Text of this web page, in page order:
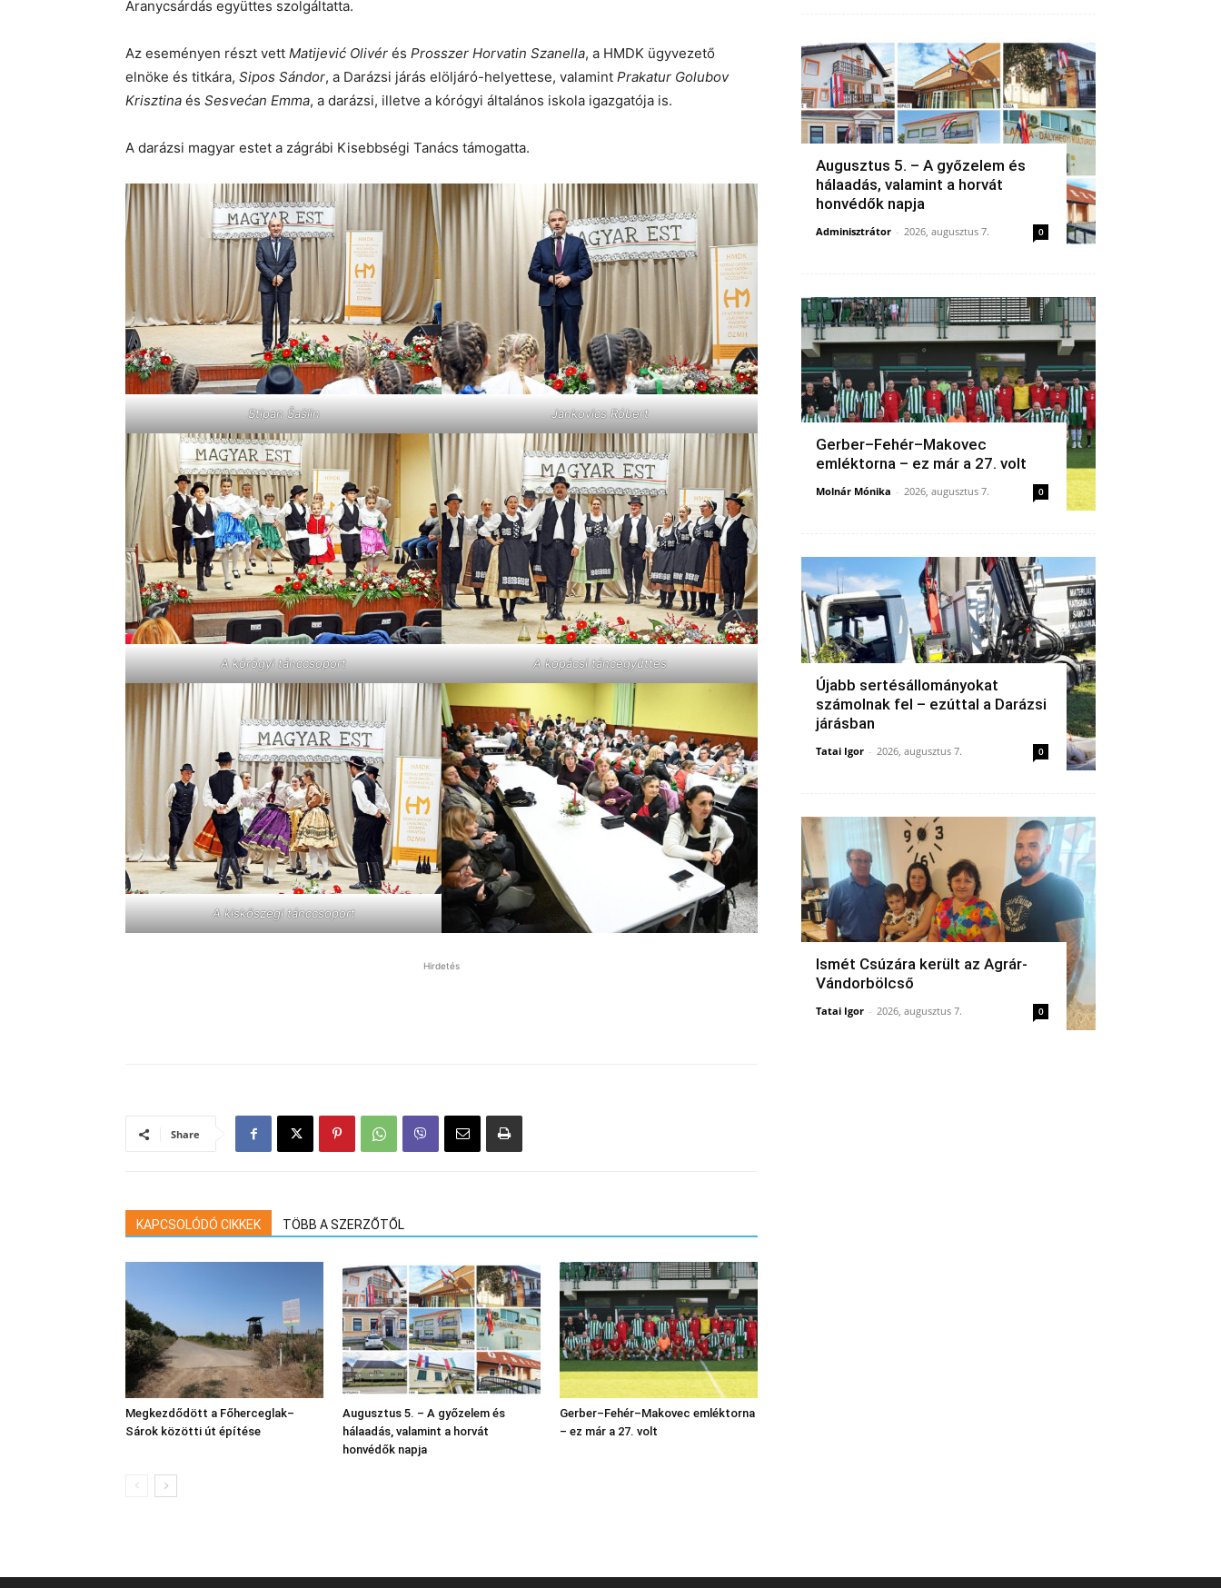
Aranycsárdás együttes szolgáltatta.
Az eseményen részt vett Matijević Olivér és Prosszer Horvatin Szanella, a HMDK ügyvezető
elnöke és titkára, Sipos Sándor, a Darázsi járás elöljáró-helyettese, valamint Prakatur Golubov
Krisztina és Sesvećan Emma, a darázsi, illetve a kórógyi általános iskola igazgatója is.
A darázsi magyar estet a zágrábi Kisebbségi Tanács támogatta.
Stipan Šašlin Jankovics Róbert
A kórógyi tánccsoport A kopácsi táncegyüttes
A kiskőszegi tánccsoport
Hirdetés
Share
KAPCSOLÓDÓ CIKKEK TÖBB A SZERZŐTŐL
Megkezdődött a Főherceglak–
Sárok közötti út építése
Augusztus 5. – A győzelem és
hálaadás, valamint a horvát
honvédők napja
Gerber–Fehér–Makovec emléktorna
– ez már a 27. volt
Augusztus 5. – A győzelem és
hálaadás, valamint a horvát
honvédők napja
Adminisztrátor - 2026, augusztus 7. 0
Gerber–Fehér–Makovec
emléktorna – ez már a 27. volt
Molnár Mónika - 2026, augusztus 7. 0
Újabb sertésállományokat
számolnak fel – ezúttal a Darázsi
járásban
Tatai Igor - 2026, augusztus 7. 0
Ismét Csúzára került az Agrár-
Vándorbölcső
Tatai Igor - 2026, augusztus 7. 0